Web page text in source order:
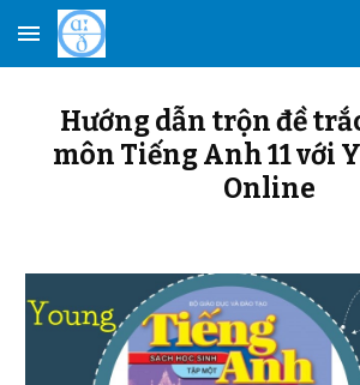
Skip to main content
Hướng dẫn trộn đề
môn Tiếng Anh 11 với
Online